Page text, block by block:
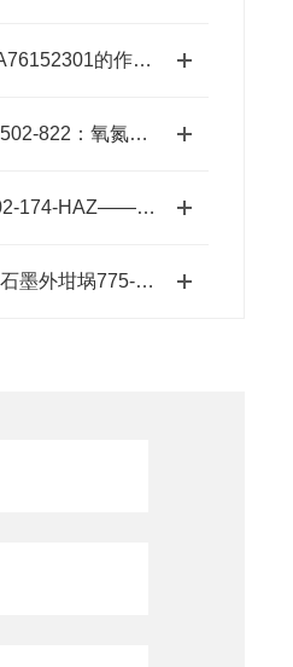
锡箔杯SA76152301的作用与优势
低氧镍囊502-822：氧氮分析的高效助熔载体
吸收剂502-174-HAZ——碱石棉二氧化碳吸收剂原理与元素分析及气体净化应用
如何提高石墨外坩埚775-433的使用寿命？